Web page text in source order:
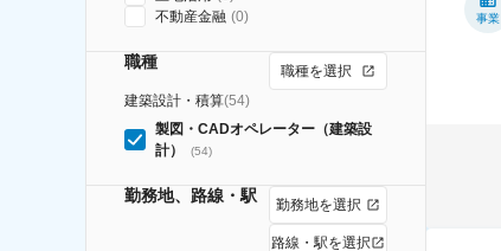
不動産金融 (0)
職種
職種を選択
建築設計・積算(54)
製図・CADオペレーター（建築設
計）
(54)
勤務地、路線・駅 勤務地を選択
路線・駅を選択
事業